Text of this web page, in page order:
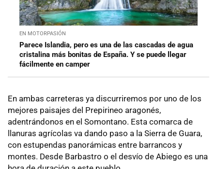
EN MOTORPASIÓN
Parece Islandia, pero es una de las cascadas de agua
cristalina más bonitas de España. Y se puede llegar
fácilmente en camper
En ambas carreteras ya discurriremos por uno de los
mejores paisajes del Prepirineo aragonés,
adentrándonos en el Somontano. Esta comarca de
llanuras agrícolas va dando paso a la Sierra de Guara,
con estupendas panorámicas entre barrancos y
montes. Desde Barbastro o el desvío de Abiego es una